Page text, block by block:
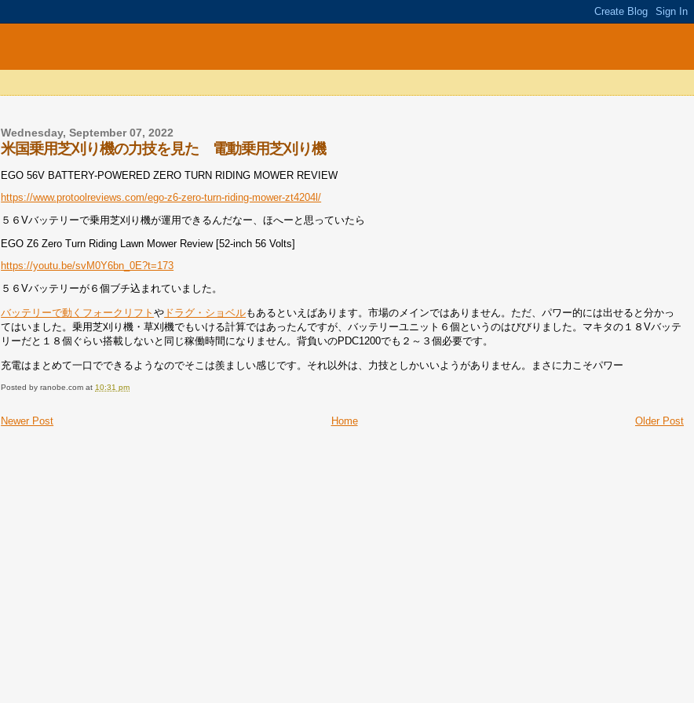
Wednesday, September 07, 2022
米国乗用芝刈り機の力技を見た 電動乗用芝刈り機
EGO 56V BATTERY-POWERED ZERO TURN RIDING MOWER REVIEW
https://www.protoolreviews.com/ego-z6-zero-turn-riding-mower-zt4204l/
５６Vバッテリーで乗用芝刈り機が運用できるんだなー、ほへーと思っていたら
EGO Z6 Zero Turn Riding Lawn Mower Review [52-inch 56 Volts]
https://youtu.be/svM0Y6bn_0E?t=173
５６Vバッテリーが６個ブチ込まれていました。
バッテリーで動くフォークリフトや ドラグ・ショベルもあるといえばあります。市場のメインではありません。ただ、パワー的には出せると分かっ
てはいました。乗用芝刈り機・草刈機でもいける計算ではあったんですが、バッテリーユニット６個というのはびびりました。マキタの１８Vバッテ
リーだと１８個ぐらい搭載しないと同じ稼働時間になりません。背負いのPDC1200でも２～３個必要です。
充電はまとめて一口でできるようなのでそこは羨ましい感じです。それ以外は、力技としかいいようがありません。まさに力こそパワー
Posted byranobe.com at 10:31 pm
Newer Post Older Post
Home